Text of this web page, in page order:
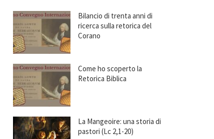
Bilancio di trenta anni di
ricerca sulla retorica del
Corano
Come ho scoperto la
Retorica Biblica
La Mangeoire: una storia di
pastori (Lc 2,1-20)